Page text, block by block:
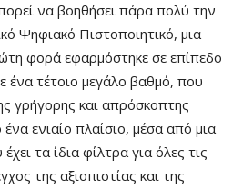
να βοηθήσει πάρα πολύ την
Ψηφιακό Πιστοποιητικό, μια
φορά εφαρμόστηκε σε επίπεδο
ένα τέτοιο μεγάλο βαθμό, που
γρήγορης και απρόσκοπτης
ενιαίο πλαίσιο, μέσα από μια
τα ίδια φίλτρα για όλες τις
της αξιοπιστίας και της